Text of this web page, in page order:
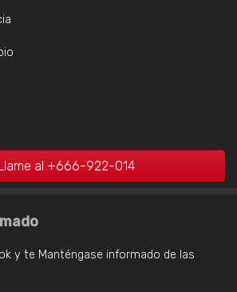
Llame al +666-922-014
y te Manténgase informado de las